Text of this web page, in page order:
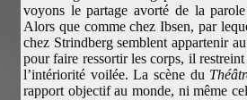
voyons le partage avorté de la
Alors que comme chez Ibsen, par
chez Strindberg semblent appartenir
pour faire ressortir les corps, il
l’intériorité voilée. La scène du
rapport objectif au monde, ni même